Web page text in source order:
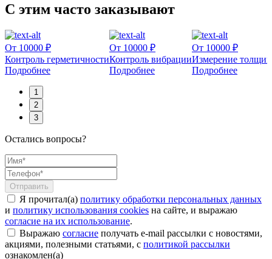
С этим часто заказывают
От 10000 ₽
Контроль герметичности
Подробнее
От 10000 ₽
Контроль вибрации
Подробнее
От 10000 ₽
Измерение толщин
Подробнее
1
2
3
Остались вопросы?
Я прочитал(а) политику обработки персональных данных
и политику использования cookies на сайте, и выражаю
согласие на их использование.
Выражаю согласие получать e-mail рассылки с новостями,
акциями, полезными статьями, с политикой рассылки
ознакомлен(а)